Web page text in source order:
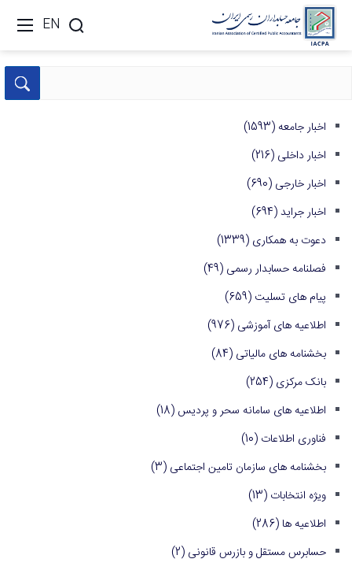
EN
اخبار جامعه (1593)
اخبار داخلی (216)
اخبار خارجی (690)
اخبار جراید(694)
دعوت به همکاری (1339)
فصلنامه حسابدار رسمی (49)
پیام های تسلیت (659)
اطلاعیه های آموزشی (976)
بخشنامه های مالیاتی (84)
بانک مرکزی (254)
اطلاعیه های سامانه سحر و پردیس (18)
فناوری اطلاعات (10)
بخشنامه های سازمان تامین اجتماعی (3)
ویژه انتخابات (13)
اطلاعیه ها (286)
حسابرس مستقل و بازرس قانونی (2)